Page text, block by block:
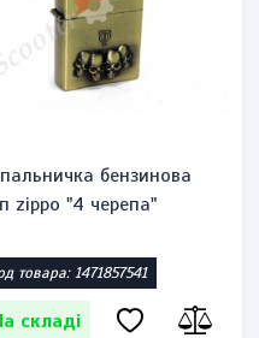
бензинова
zippo "4 черепа"
товара: 1471857541
складі